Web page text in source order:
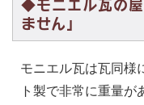
◆モニエル瓦の
ません」
モニエル瓦は瓦同様
ト製で非常に重量